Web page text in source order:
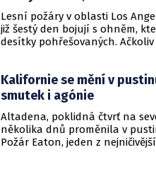
Lesní požáry v oblasti Los
již šestý den bojují s ohněm,
desítky pohřešovaných.
Kalifornie se mění v
smutek i agónie
Altadena, poklidná čtvrť na
několika dnů proměnila v
Požár Eaton, jeden z